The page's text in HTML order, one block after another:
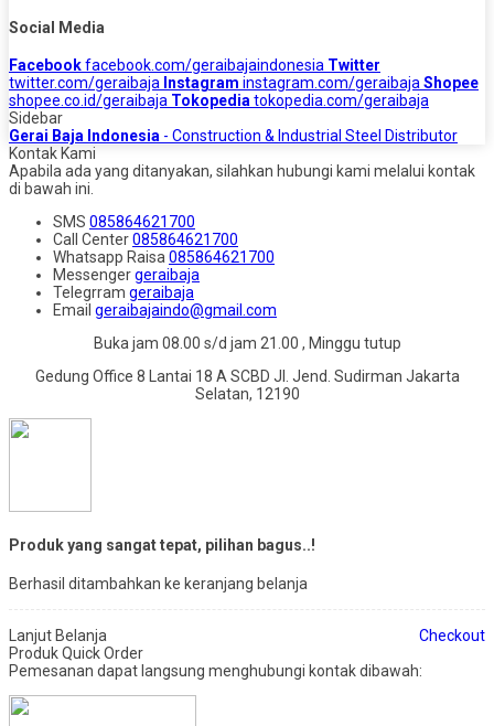
Social Media
Facebookfacebook.com/geraibajaindonesia Twitter
twitter.com/geraibaja Instagram instagram.com/geraibajaShopee
shopee.co.id/geraibaja Tokopediatokopedia.com/geraibaja
Sidebar
Gerai Baja Indonesia - Construction & Industrial Steel Distributor
Kontak Kami
Apabila ada yang ditanyakan, silahkan hubungi kami melalui kontak
di bawah ini.
SMS 085864621700
Call Center085864621700
Whatsapp Raisa085864621700
Messengergeraibaja
Telegrram geraibaja
Email geraibajaindo@gmail.com
Buka jam 08.00 s/d jam 21.00 , Minggu tutup
Gedung Office 8 Lantai 18 A SCBD Jl. Jend. Sudirman Jakarta
Selatan, 12190
Produk yang sangat tepat, pilihan bagus..!
Berhasil ditambahkan ke keranjang belanja
Lanjut Belanja
Checkout
Produk Quick Order
Pemesanan dapat langsung menghubungi kontak dibawah: